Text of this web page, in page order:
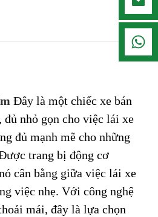
Đây là một chiếc xe bán
đủ nhỏ gọn cho việc lái xe
đủ mạnh mẽ cho những
trang bị động cơ
cân bằng giữa việc lái xe
việc nhẹ. Với công nghệ
mái, đây là lựa chọn